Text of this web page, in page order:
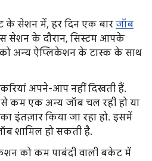
के सेशन में, हर दिन एक बार जॉब
सेशन के दौरान, सिस्टम आपके
अन्य ऐप्लिकेशन के टास्क के साथ
अपने-आप नहीं दिखती हैं.
कम एक अन्य जॉब चल रही हो या
इंतज़ार किया जा रहा हो. इसमें
शामिल हो सकती है.
को कम पाबंदी वाली बकेट में